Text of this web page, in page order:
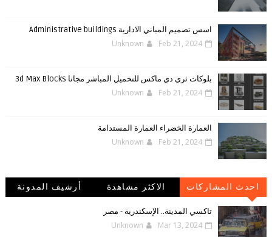
اسس تصميم المباني الادارية Administrative buildings
Unknown Feb 21, 2024
بلوكات ثري دي ماكس للتحميل المباشر مجانا 3d Max Blocks
Unknown Feb 21, 2024
العمارة الخضراء العمارة المستدامة
Unknown Feb 21, 2024
احدث المشاركات الاكثر مشاهدة
أرشيف المدونة
تاكسي المدينة.. الإسكندرية - مصر
Unknown Mar 13, 2024